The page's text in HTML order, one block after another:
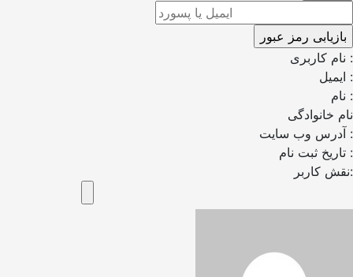
نام کاربری :
ایمیل :
نام :
نام خانوادگی
آدرس وب سایت :
تاریخ ثبت نام :
نقش کاربر: